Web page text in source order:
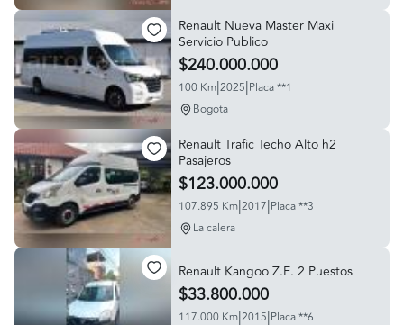
Renault Nueva Master Maxi
Servicio Publico
$240.000.000
100 Km|2025|Placa **1
Bogota
Renault Trafic Techo Alto h2
Pasajeros
$123.000.000
107.895 Km|2017|Placa **3
La calera
Renault Kangoo Z.E. 2 Puestos
$33.800.000
117.000 Km|2015|Placa **6